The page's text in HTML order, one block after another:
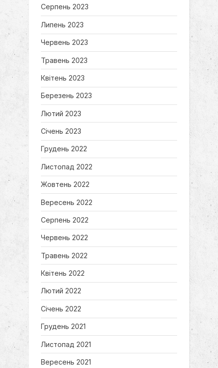
Серпень 2023
Липень 2023
Червень 2023
Травень 2023
Квітень 2023
Березень 2023
Лютий 2023
Січень 2023
Грудень 2022
Листопад 2022
Жовтень 2022
Вересень 2022
Серпень 2022
Червень 2022
Травень 2022
Квітень 2022
Лютий 2022
Січень 2022
Грудень 2021
Листопад 2021
Вересень 2021